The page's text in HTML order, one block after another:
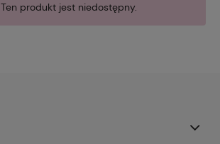
Ten produkt jest niedostępny.